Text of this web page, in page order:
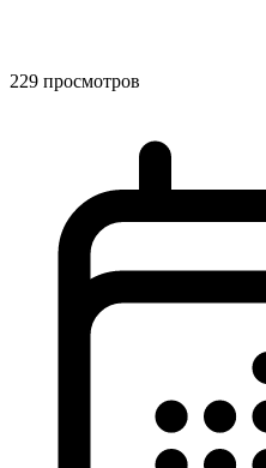
229 просмотров